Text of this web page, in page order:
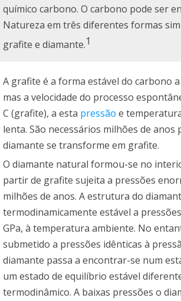
químico carbono. O carbono pode ser
Natureza em três diferentes formas
grafite e diamante.1
A grafite é a forma estável do carbono a
mas a velocidade do processo
C (grafite), a esta pressão e
lenta. São necessários milhões de anos
diamante se transforme em grafite.
O diamante natural formou-se no
partir de grafite sujeita a pressões
milhões de anos. A estrutura do
termodinamicamente estável a
GPa, à temperatura ambiente. No
submetido a pressões idênticas à
diamante passa a encontrar-se num
um estado de equilíbrio estável
termodinâmico. A baixas pressões o